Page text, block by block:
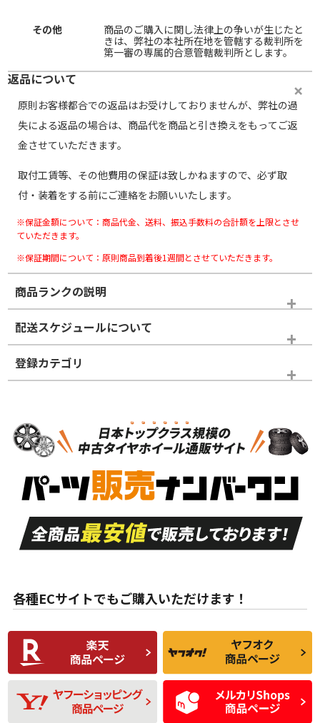
その他
商品のご購入に関し法律上の争いが生じたと
きは、弊社の本社所在地を管轄する裁判所を
第一審の専属的合意管轄裁判所とします。
返品について
原則お客様都合での返品はお受けしておりませんが、弊社の過
失による返品の場合は、商品代を商品と引き換えをもってご返
金させていただきます。
取付工賃等、その他費用の保証は致しかねますので、必ず取
付・装着をする前にご連絡をお願いいたします。
※保証金額について：商品代金、送料、振込手数料の合計額を上限とさせ
ていただきます。
※保証期間について：原則商品到着後1週間とさせていただきます。
商品ランクの説明
※商品ランクは出品者の主観により判断しておりますので、あら
かじめご了承ください。
ホイールランク
S
品）
S
新車外し品（新古
付き
A
走行距離も少なく、
目立つ傷もほとんど
ない中古品
A
走行距離も少なく、
非常に状態の良い中
古品
な中古品
んどない中古品
C
比較的きれいな中古
品
C
られるが、使用に問
題のない中古品
D
使用感や目立つ傷が
あり、一般的な中古
品
D
残り溝も少なく、偏
磨耗がみられ、短期
間使用できるくらい
の中古品
配送スケジュールについて
登録カテゴリ
タイヤホイールセット
各種ECサイトでもご購入いただけます！